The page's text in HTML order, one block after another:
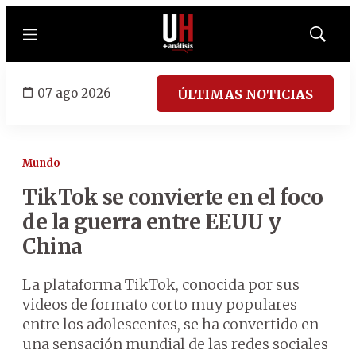
Menú
Mostrar
07 ago 2026 ÚLTIMAS NOTICIAS
Mundo
TikTok se convierte en el foco
de la guerra entre EEUU y
China
La plataforma TikTok, conocida por sus
videos de formato corto muy populares
entre los adolescentes, se ha convertido en
una sensación mundial de las redes sociales